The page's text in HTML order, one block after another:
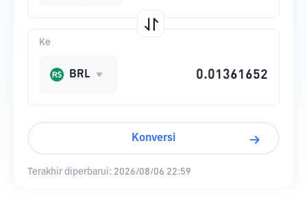
Ke
BRL
Konversi
Terakhir diperbarui: 2026/08/06 22:59